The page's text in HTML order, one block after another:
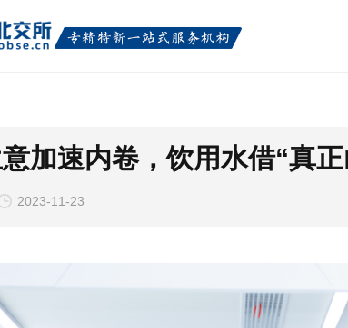
加速内卷，饮用水借“真
2023-11-23